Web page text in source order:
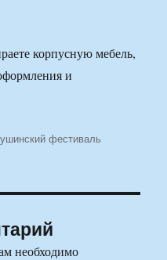
корпусную мебель,
и
фестиваль
необходимо